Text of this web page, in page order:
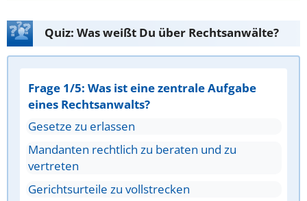
Quiz: Was weißt Du über Rechtsanwälte?
Frage 1/5: Was ist eine zentrale Aufgabe
eines Rechtsanwalts?
Gesetze zu erlassen
Mandanten rechtlich zu beraten und zu
vertreten
Gerichtsurteile zu vollstrecken